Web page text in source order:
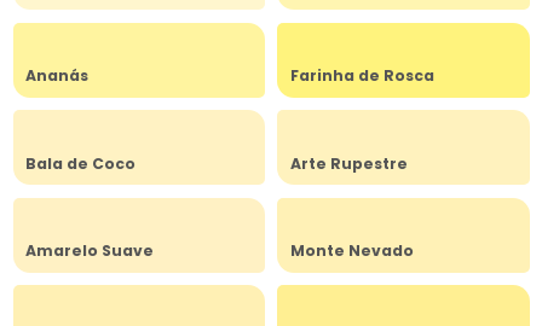
Ananás Farinha de Rosca
Bala de Coco Arte Rupestre
Amarelo Suave Monte Nevado